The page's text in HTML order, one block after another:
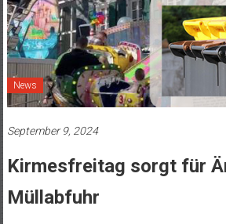
News
September 9, 2024
Kirmesfreitag sorgt für
Müllabfuhr